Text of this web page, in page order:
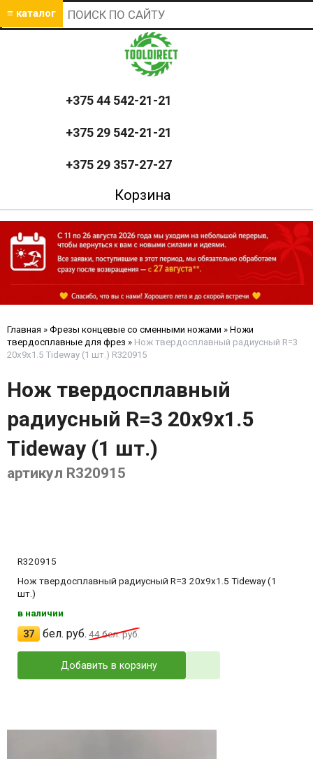
≡ каталог
+375 44 542-21-21
+375 29 542-21-21
+375 29 357-27-27
Корзина
Главная » Фрезы концевые со сменными ножами » Ножи
твердосплавные для фрез » Нож твердосплавный радиусный R=3
20x9x1.5 Tideway (1 шт.) R320915
Нож твердосплавный
радиусный R=3 20x9x1.5
Tideway (1 шт.)
артикул R320915
R320915
Нож твердосплавный радиусный R=3 20x9x1.5 Tideway (1
шт.)
в наличии
37 бел. руб. 44бел. руб.
Добавить в корзину